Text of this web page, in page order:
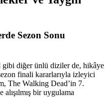
Sezon Sonu
diğer ünlü diziler de, hikâye
finali kararlarıyla izleyici
The Walking Dead’in 7.
alışılmış bir uygulama